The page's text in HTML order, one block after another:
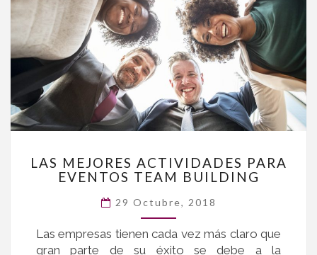
MEJORES
ACTIVIDADES
PARA
EVENTOS
TEAM
LAS MEJORES ACTIVIDADES PARA
EVENTOS TEAM BUILDING
29 Octubre, 2018
Las empresas tienen cada vez más claro que
gran parte de su éxito se debe a la